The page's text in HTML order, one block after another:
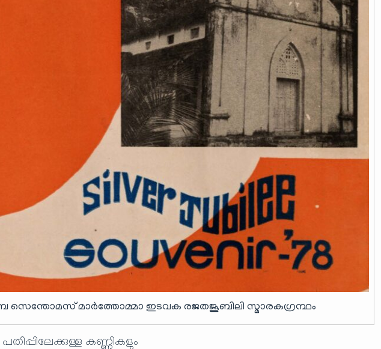
സെന്തോമസ് മാർത്തോമ്മാ ഇടവക രജതജൂബിലി സ്മാരകഗ്രന്ഥം
കണ്ണികളും